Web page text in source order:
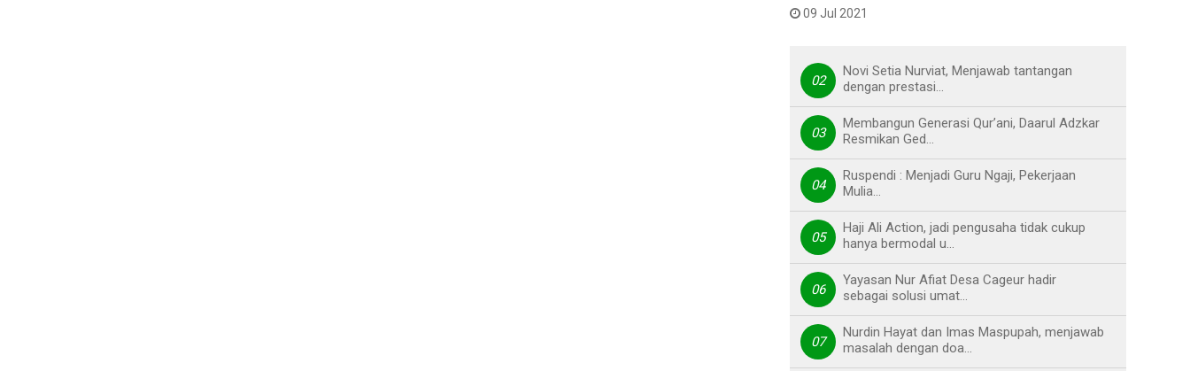
09 Jul 2021
02
Novi Setia Nurviat, Menjawab tantangan
dengan prestasi…
03
Membangun Generasi Qur’ani, Daarul Adzkar
Resmikan Ged…
04
Ruspendi : Menjadi Guru Ngaji, Pekerjaan
Mulia…
05
Haji Ali Action, jadi pengusaha tidak cukup
hanya bermodal u…
06
Yayasan Nur Afiat Desa Cageur hadir
sebagai solusi umat…
07
Nurdin Hayat dan Imas Maspupah, menjawab
masalah dengan doa…